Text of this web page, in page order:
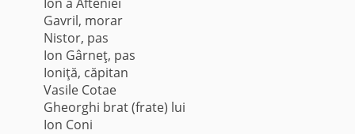
Gavril, morar
Nistor, pas
Ion Gârneţ, pas
Ioniţă, căpitan
Vasile Cotae
Gheorghi brat (frate) lui
Ion Coni